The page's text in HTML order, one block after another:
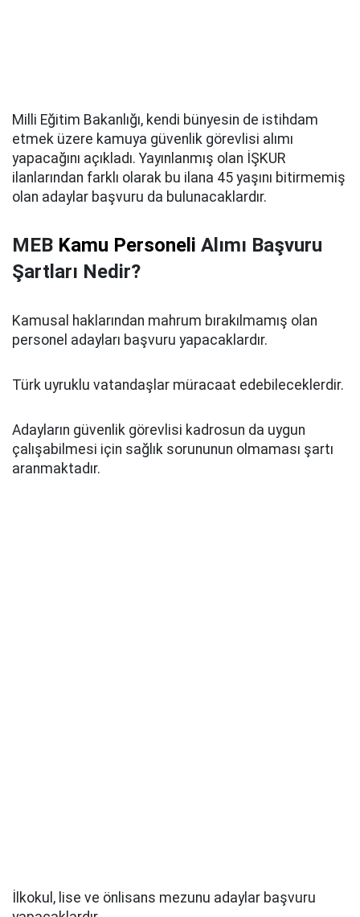
Milli Eğitim Bakanlığı, kendi bünyesin de istihdam
etmek üzere kamuya güvenlik görevlisi alımı
yapacağını açıkladı. Yayınlanmış olan İŞKUR
ilanlarından farklı olarak bu ilana 45 yaşını bitirmemiş
olan adaylar başvuru da bulunacaklardır.
MEB Kamu Personeli Alımı Başvuru
Şartları Nedir?
Kamusal haklarından mahrum bırakılmamış olan
personel adayları başvuru yapacaklardır.
Türk uyruklu vatandaşlar müracaat edebileceklerdir.
Adayların güvenlik görevlisi kadrosun da uygun
çalışabilmesi için sağlık sorununun olmaması şartı
aranmaktadır.
İlkokul, lise ve önlisans mezunu adaylar başvuru